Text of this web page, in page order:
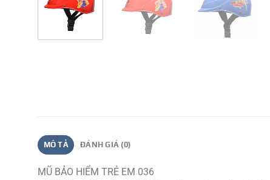
MÔ TẢ ĐÁNH GIÁ (0)
MŨ BẢO HIỂM TRẺ EM 036